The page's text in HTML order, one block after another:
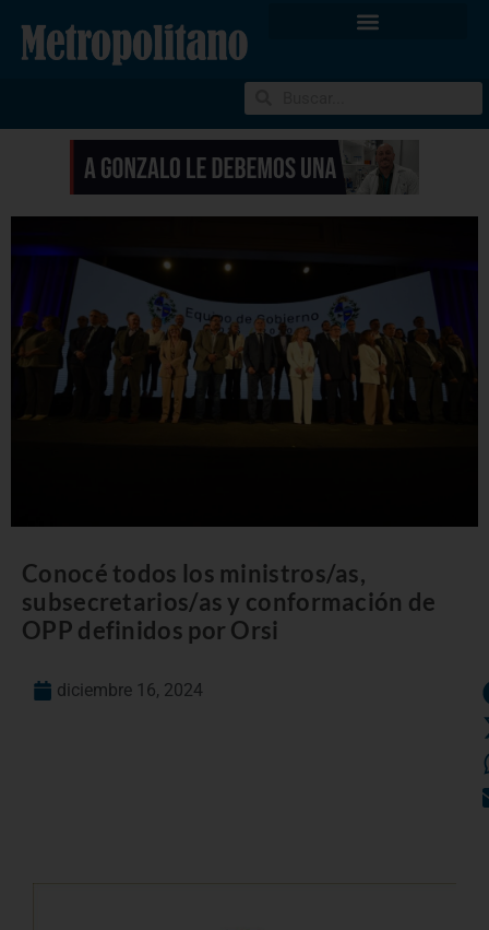
Conocé todos los ministros/as,
subsecretarios/as y conformación de
OPP definidos por Orsi
diciembre 16, 2024